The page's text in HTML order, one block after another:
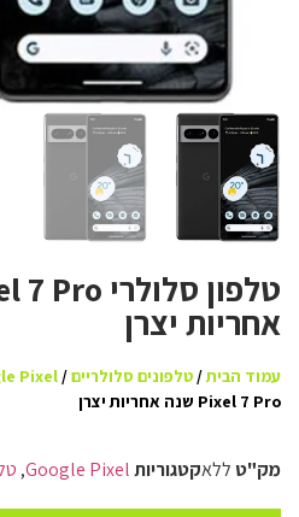
אחריות יצרן
עמוד הבית/טלפונים סלולריים/
Pixel
Pixel 7 Pro שנה אחריות יצרן
מק"ט ללאקטגוריותGoogle Pixel
,